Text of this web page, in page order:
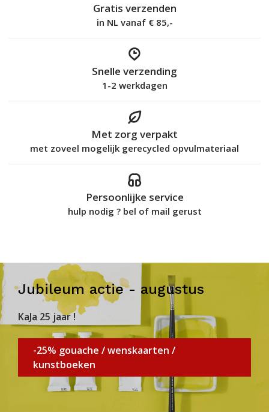
Gratis verzenden
in NL vanaf € 85,-
Snelle verzending
1-2 werkdagen
Met zorg verpakt
met zoveel mogelijk gerecycled opvulmateriaal
Persoonlijke service
hulp nodig ? bel of mail gerust
Jubileum actie - augustus
KaJa 25 jaar !
-25% gouache / wenskaarten /
kunstboeken